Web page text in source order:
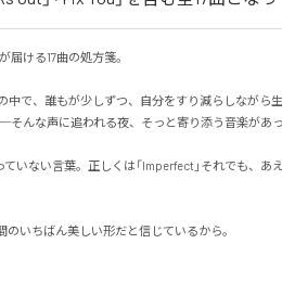
届ける17曲の処方箋。
で、誰もが少しずつ、自分をすり減らしながら生
そんな声に追われる夜、そっと寄り添う音楽があっ
いない言葉。正しくは「Imperfect」それでも、あ
いちばん美しい形だと信じているから。